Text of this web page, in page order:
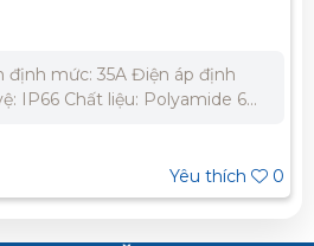
định mức: 35A Điện áp định
IP66 Chất liệu: Polyamide 6
trong 30 phút ở nhiệt độ 90⁰C.
nhiệt độ bất thường 650⁰C Tiêu
Yêu thích 0